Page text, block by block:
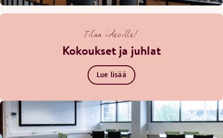
Tilaa ideoille!
Kokoukset ja juhlat
Lue lisää